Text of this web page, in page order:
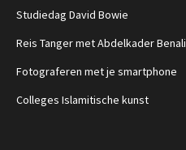
Studiedag David Bowie
Reis Tanger met Abdelkader Benali
Fotograferen met je smartphone
Colleges Islamitische kunst